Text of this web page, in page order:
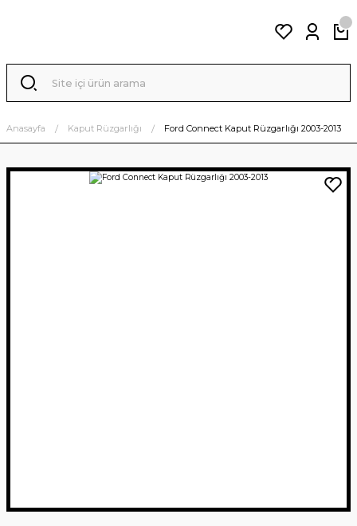
Anasayfa Kaput Rüzgarlığı Ford Connect Kaput Rüzgarlığı 2003-2013